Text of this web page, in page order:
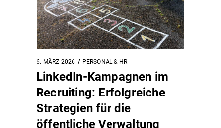
6. MÄRZ 2026 PERSONAL & HR
LinkedIn-Kampagnen im
Recruiting: Erfolgreiche
Strategien für die
öffentliche Verwaltung